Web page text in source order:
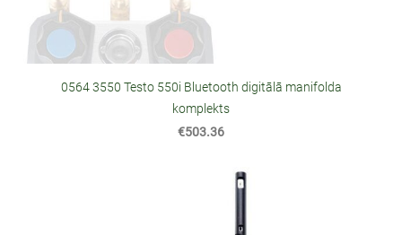
0564 3550 Testo 550i Bluetooth digitālā manifolda
komplekts
€503.36